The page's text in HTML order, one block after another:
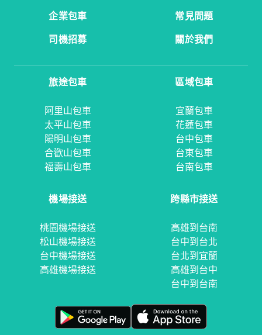
企業包車
常見問題
司機招募
關於我們
旅途包車
阿里山包車
太平山包車
陽明山包車
合歡山包車
福壽山包車
區域包車
宜蘭包車
花蓮包車
台中包車
台東包車
台南包車
機場接送
桃園機場接送
松山機場接送
台中機場接送
高雄機場接送
跨縣市接送
高雄到台南
台中到台北
台北到宜蘭
高雄到台中
台中到台南